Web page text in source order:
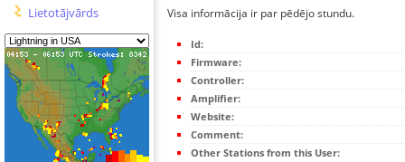
Lietotājvārds Visa informācija ir par pēdējo stundu.
Id:
Firmware:
Controller:
Amplifier:
Website:
Comment:
Other Stations from this User: